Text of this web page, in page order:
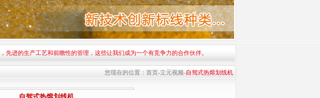
进的生产工艺和前瞻性的管理，这些让我们成为一个有竞争力的合作伙伴。
您现在的位置： 首页-立元视频-自驾式热熔划线机